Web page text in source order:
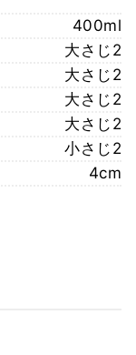
400ml
大さじ2
大さじ2
大さじ2
大さじ2
小さじ2
4cm